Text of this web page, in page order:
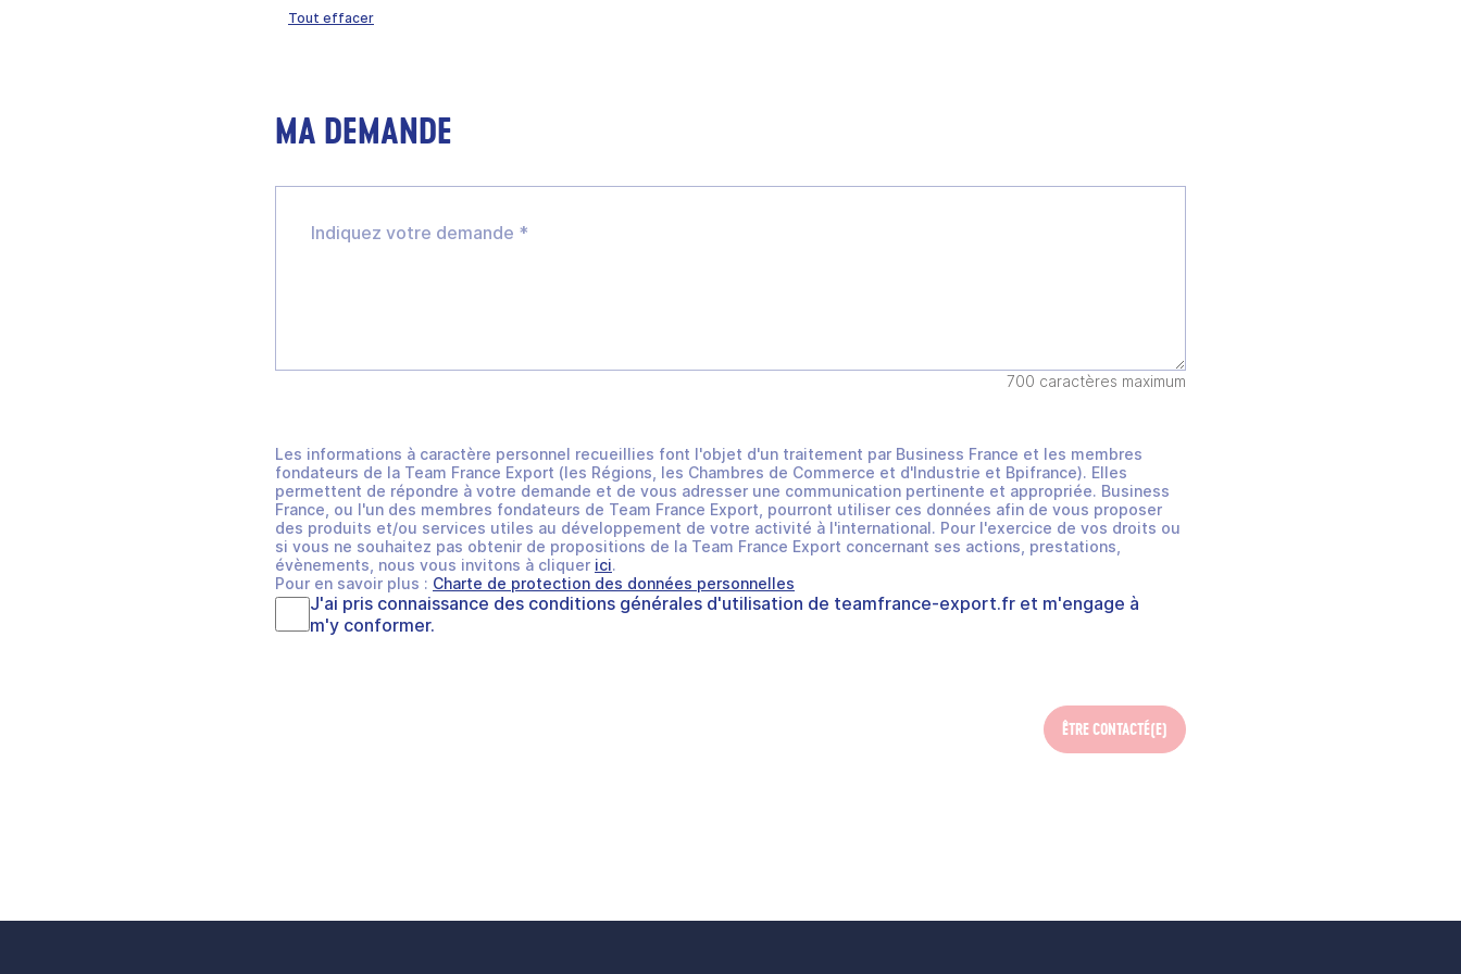
Tout effacer
MA DEMANDE
700 caractères maximum
Les informations à caractère personnel recueillies font l'objet d'un traitement par Business France et les membres
fondateurs de la Team France Export (les Régions, les Chambres de Commerce et d'Industrie et Bpifrance). Elles
permettent de répondre à votre demande et de vous adresser une communication pertinente et appropriée. Business
France, ou l'un des membres fondateurs de Team France Export, pourront utiliser ces données afin de vous proposer
des produits et/ou services utiles au développement de votre activité à l'international. Pour l'exercice de vos droits ou
si vous ne souhaitez pas obtenir de propositions de la Team France Export concernant ses actions, prestations,
évènements, nous vous invitons à cliquer ici.
Pour en savoir plus : Charte de protection des données personnelles
J'ai pris connaissance des conditions générales d'utilisation de teamfrance-export.fr et m'engage à
m'y conformer.
ÊTRE CONTACTÉ(E)